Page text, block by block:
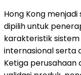
Hong Kong
dipilih untuk
karakteristik
internasional serta
Ketiga